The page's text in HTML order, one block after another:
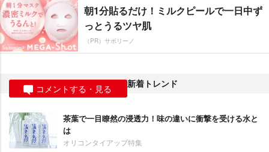
朝1分貼るだけ！ミルクピールで一日中ず
っとうるツヤ肌
（PR）サボリーノ
コメントする・見る 新着トレンド
茶葉で一目瞭然の浸透力！味の違いに衝撃を受ける水と
は
オリコンタイアップ特集